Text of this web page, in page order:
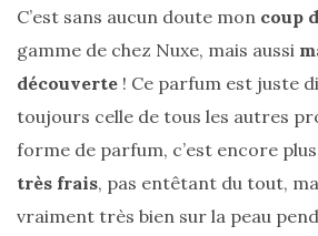
et
Mini
Marly
Ateliers
Auguste,
choisir
02/05/2026
C’est sans aucun doute mon coup
gamme de chez Nuxe, mais aussi
découverte ! Ce parfum est juste
toujours celle de tous les autres
forme de parfum, c’est encore plus
très frais, pas entêtant du tout,
vraiment très bien sur la peau